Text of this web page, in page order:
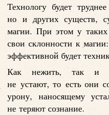
Технологу будет
но и других существ,
магии. При этом у
свои склонности к
эффективной будет
Как нежить, так и
не устают, то есть они
урону, наносящему
не теряют сознание.